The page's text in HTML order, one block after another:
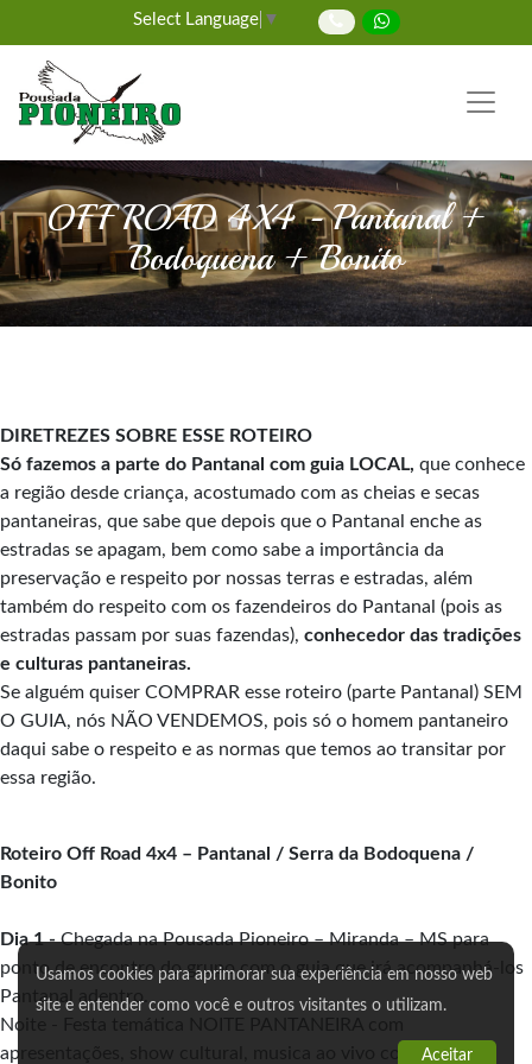
Select Language ▼
OFF ROAD 4X4 - Pantanal +
Bodoquena + Bonito
DIRETREZES SOBRE ESSE ROTEIRO
Só fazemos a parte do Pantanal com guia LOCAL, que conhece
a região desde criança, acostumado com as cheias e secas
pantaneiras, que sabe que depois que o Pantanal enche as
estradas se apagam, bem como sabe a importância da
preservação e respeito por nossas terras e estradas, além
também do respeito com os fazendeiros do Pantanal (pois as
estradas passam por suas fazendas), conhecedor das tradições
e culturas pantaneiras.
Se alguém quiser COMPRAR esse roteiro (parte Pantanal) SEM
O GUIA, nós NÃO VENDEMOS, pois só o homem pantaneiro
daqui sabe o respeito e as normas que temos ao transitar por
essa região.
Roteiro Off Road 4x4 – Pantanal / Serra da Bodoquena /
Bonito
Dia 1 -Chegada na Pousada Pioneiro – Miranda – MS para
ponto de encontro do grupo com o guia que irá acompanhá-los
Pantanal adentro.
Noite - Festa temática NOITE PANTANEIRA com
apresentações, show cultural, musica ao vivo com violeiro e
Usamos cookies para aprimorar sua experiência em nosso web
site e entender como você e outros visitantes o utilizam.
Aceitar